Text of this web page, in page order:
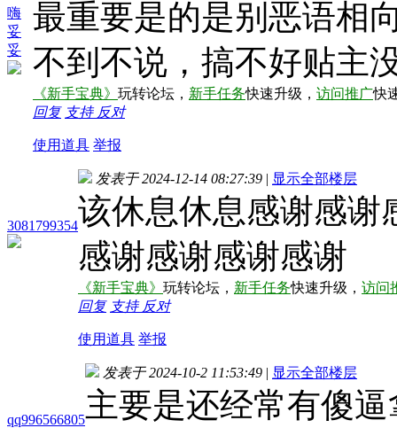
嗨
妥
妥
最重要是的是别恶语相
不到不说，搞不好贴主
《新手宝典》 玩转论坛， 新手任务快速升级， 访问推广快
回复 支持 反对
使用道具 举报
3081799354
发表于 2024-12-14 08:27:39 | 显示全部楼层
该休息休息感谢感谢
感谢感谢感谢感谢
《新手宝典》 玩转论坛， 新手任务快速升级， 访问
回复 支持 反对
使用道具 举报
qq996566805
发表于 2024-10-2 11:53:49 | 显示全部楼层
主要是还经常有傻